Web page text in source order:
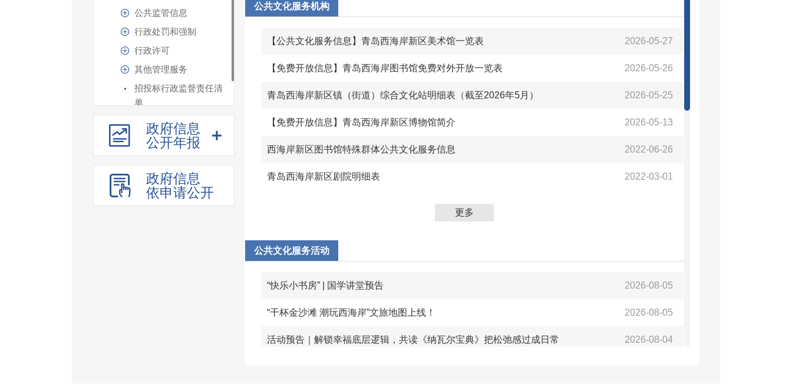
公共监管信息
行政处罚和强制
行政许可
其他管理服务
招投标行政监督责任清
单
建议提案办理
重大行政决策
公务员招考
政府信息
公开年报
政府信息
依申请公开
公共文化服务机构
【公共文化服务信息】青岛西海岸新区美术馆一览表 2026-05-27
【免费开放信息】青岛西海岸图书馆免费对外开放一览表 2026-05-26
青岛西海岸新区镇（街道）综合文化站明细表（截至2026年5月） 2026-05-25
【免费开放信息】青岛西海岸新区博物馆简介 2026-05-13
西海岸新区图书馆特殊群体公共文化服务信息 2022-06-26
青岛西海岸新区剧院明细表 2022-03-01
更多
公共文化服务活动
“快乐小书房” | 国学讲堂预告 2026-08-05
“干杯金沙滩 潮玩西海岸”文旅地图上线！ 2026-08-05
活动预告｜解锁幸福底层逻辑，共读《纳瓦尔宝典》把松弛感过成日常 2026-08-04